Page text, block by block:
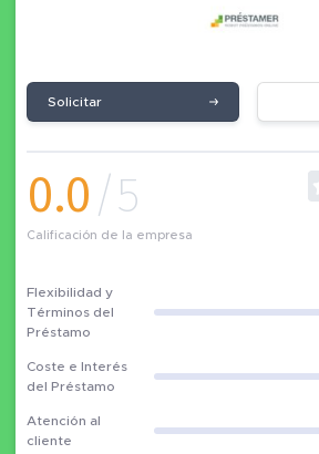
Solicitar
0.0/5
Calificación de la empresa
Flexibilidad y
Términos del
Préstamo
Coste e Interés
del Préstamo
Atención al
cliente